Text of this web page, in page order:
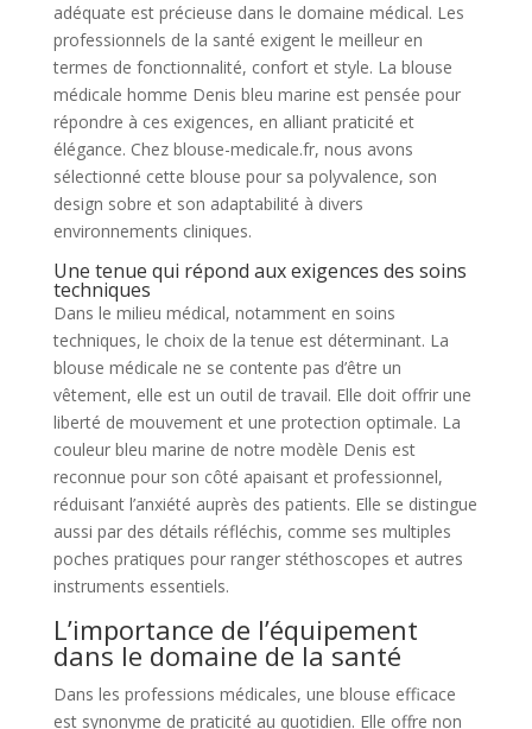
adéquate est précieuse dans le domaine médical. Les
professionnels de la santé exigent le meilleur en
termes de fonctionnalité, confort et style. La blouse
médicale homme Denis bleu marine est pensée pour
répondre à ces exigences, en alliant praticité et
élégance. Chez blouse-medicale.fr, nous avons
sélectionné cette blouse pour sa polyvalence, son
design sobre et son adaptabilité à divers
environnements cliniques.
Une tenue qui répond aux exigences des soins
techniques
Dans le milieu médical, notamment en soins
techniques, le choix de la tenue est déterminant. La
blouse médicale ne se contente pas d’être un
vêtement, elle est un outil de travail. Elle doit offrir une
liberté de mouvement et une protection optimale. La
couleur bleu marine de notre modèle Denis est
reconnue pour son côté apaisant et professionnel,
réduisant l’anxiété auprès des patients. Elle se distingue
aussi par des détails réfléchis, comme ses multiples
poches pratiques pour ranger stéthoscopes et autres
instruments essentiels.
L’importance de l’équipement
dans le domaine de la santé
Dans les professions médicales, une blouse efficace
est synonyme de praticité au quotidien. Elle offre non